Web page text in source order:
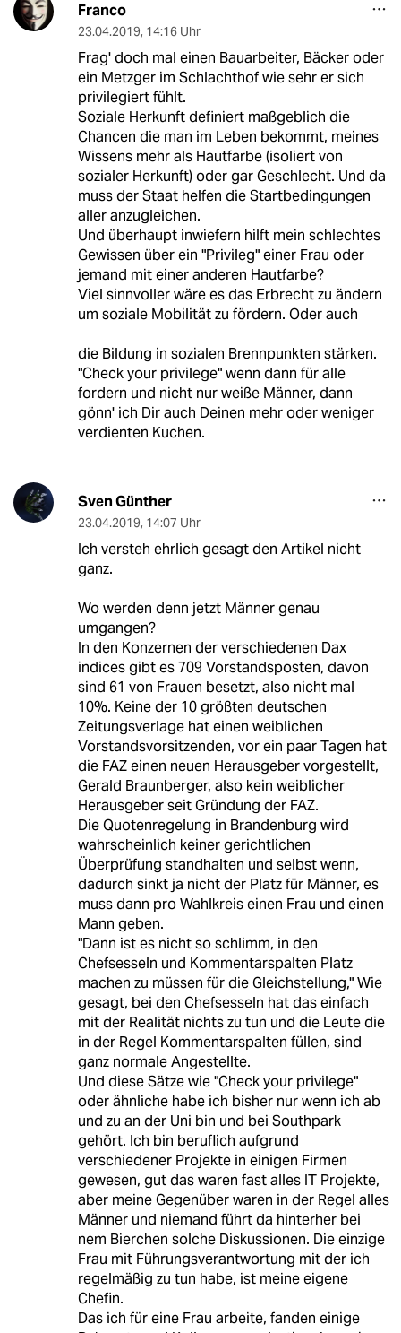
Franco
23.04.2019, 14:16 Uhr
Frag' doch mal einen Bauarbeiter, Bäcker oder
ein Metzger im Schlachthof wie sehr er sich
privilegiert fühlt.
Soziale Herkunft definiert maßgeblich die
Chancen die man im Leben bekommt, meines
Wissens mehr als Hautfarbe (isoliert von
sozialer Herkunft) oder gar Geschlecht. Und da
muss der Staat helfen die Startbedingungen
aller anzugleichen.
Und überhaupt inwiefern hilft mein schlechtes
Gewissen über ein "Privileg" einer Frau oder
jemand mit einer anderen Hautfarbe?
Viel sinnvoller wäre es das Erbrecht zu ändern
um soziale Mobilität zu fördern. Oder auch
die Bildung in sozialen Brennpunkten stärken.
"Check your privilege" wenn dann für alle
fordern und nicht nur weiße Männer, dann
gönn' ich Dir auch Deinen mehr oder weniger
verdienten Kuchen.
Sven Günther
23.04.2019, 14:07 Uhr
Ich versteh ehrlich gesagt den Artikel nicht
ganz.
Wo werden denn jetzt Männer genau
umgangen?
In den Konzernen der verschiedenen Dax
indices gibt es 709 Vorstandsposten, davon
sind 61 von Frauen besetzt, also nicht mal
10%. Keine der 10 größten deutschen
Zeitungsverlage hat einen weiblichen
Vorstandsvorsitzenden, vor ein paar Tagen hat
die FAZ einen neuen Herausgeber vorgestellt,
Gerald Braunberger, also kein weiblicher
Herausgeber seit Gründung der FAZ.
Die Quotenregelung in Brandenburg wird
wahrscheinlich keiner gerichtlichen
Überprüfung standhalten und selbst wenn,
dadurch sinkt ja nicht der Platz für Männer, es
muss dann pro Wahlkreis einen Frau und einen
Mann geben.
"Dann ist es nicht so schlimm, in den
Chefsesseln und Kommentarspalten Platz
machen zu müssen für die Gleichstellung," Wie
gesagt, bei den Chefsesseln hat das einfach
mit der Realität nichts zu tun und die Leute die
in der Regel Kommentarspalten füllen, sind
ganz normale Angestellte.
Und diese Sätze wie "Check your privilege"
oder ähnliche habe ich bisher nur wenn ich ab
und zu an der Uni bin und bei Southpark
gehört. Ich bin beruflich aufgrund
verschiedener Projekte in einigen Firmen
gewesen, gut das waren fast alles IT Projekte,
aber meine Gegenüber waren in der Regel alles
Männer und niemand führt da hinterher bei
nem Bierchen solche Diskussionen. Die einzige
Frau mit Führungsverantwortung mit der ich
regelmäßig zu tun habe, ist meine eigene
Chefin.
Das ich für eine Frau arbeite, fanden einige